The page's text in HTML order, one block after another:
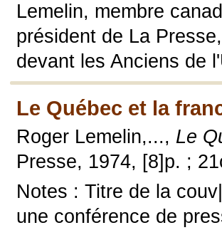
Lemelin, membre
président de La
devant les Anciens de
Le Québec et la
Roger Lemelin,..., Le
Presse, 1974, [8]p. ;
Notes : Titre de la
une conférence de